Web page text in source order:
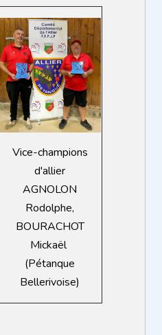
Vice-champions
d'allier
AGNOLON
Rodolphe,
BOURACHOT
Mickaël
(Pétanque
Bellerivoise)